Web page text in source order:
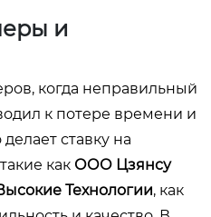
и
когда неправильный
к потере времени и
ставку на
как ООО Цзянсу
Технологии, как